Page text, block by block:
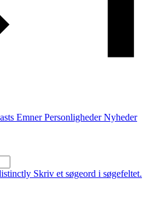
Emner Personligheder Nyheder
Skriv et søgeord i søgefeltet.